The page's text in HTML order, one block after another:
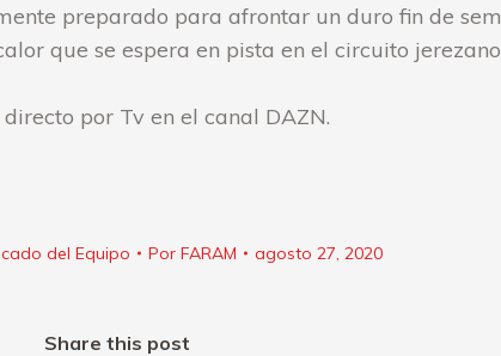
preparado para afrontar un duro fin de
que se espera en pista en el circuito
por Tv en el canal DAZN.
del Equipo Por FARAM agosto 27, 2020
Share this post